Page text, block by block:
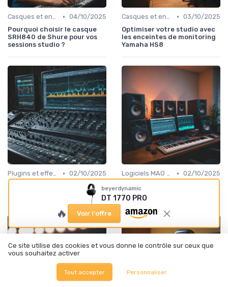
Casques et enceintes de monitoring • 04/10/2025
Pourquoi choisir le casque
SRH840 de Shure pour vos
sessions studio ?
Casques et enceintes de monitoring • 03/10/2025
Optimiser votre studio avec
les enceintes de monitoring
Yamaha HS8
Plugins et effets audio • 02/10/2025
Optimisez votre son avec le
Logiciels MAO et DAW • 02/10/2025
Optimisez votre créativité
avec la station Pro Tools Avid
beyerdynamic
DT 1770 PRO
🔥 Voir l'offre
Ce site utilise des cookies et vous donne le contrôle sur ceux que
vous souhaitez activer
Tout accepter Personnaliser